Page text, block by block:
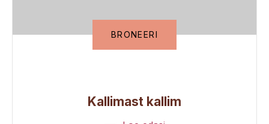
BRONEERI
Kallimast kallim